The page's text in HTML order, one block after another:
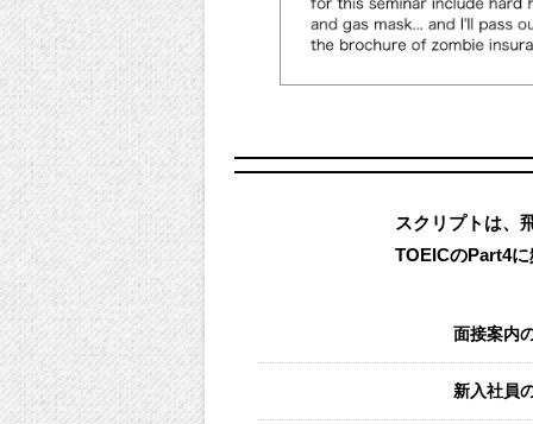
スクリプトは、
TOEICのPart4
面接案内
新入社員